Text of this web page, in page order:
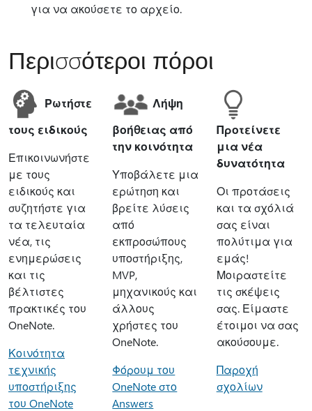
για να ακούσετε το αρχείο.
Περισσότεροι πόροι
Ρωτήστε
τους ειδικούς
Επικοινωνήστε
με τους
ειδικούς και
συζητήστε για
τα τελευταία
νέα, τις
ενημερώσεις
και τις
βέλτιστες
πρακτικές του
OneNote.
Κοινότητα
τεχνικής
υποστήριξης
του OneNote
Λήψη
βοήθειας από
την κοινότητα
Υποβάλετε μια
ερώτηση και
βρείτε λύσεις
από
εκπροσώπους
υποστήριξης,
MVP,
μηχανικούς και
άλλους
χρήστες του
OneNote.
Φόρουμ του
OneNote στο
Answers
Προτείνετε
μια νέα
δυνατότητα
Οι προτάσεις
και τα σχόλιά
σας είναι
πολύτιμα για
εμάς!
Μοιραστείτε
τις σκέψεις
σας. Είμαστε
έτοιμοι να σας
ακούσουμε.
Παροχή
σχολίων